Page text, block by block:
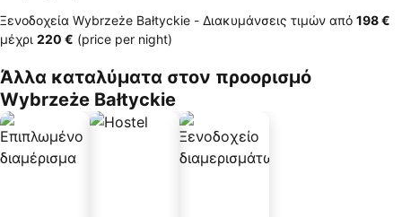
Ξενοδοχεία Wybrzeże Bałtyckie - Διακυμάνσεις τιμών από ‎198 €
μέχρι ‎220 € (price per night)
Άλλα καταλύματα στον προορισμό
Wybrzeże Bałtyckie